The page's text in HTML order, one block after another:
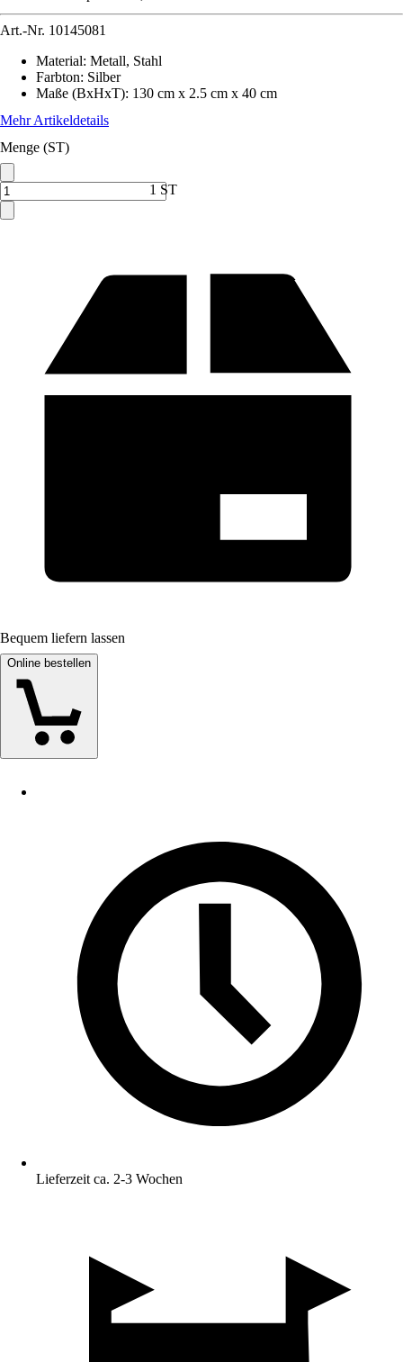
Art.-Nr. 10145081
Material: Metall, Stahl
Farbton: Silber
Maße (BxHxT): 130 cm x 2.5 cm x 40 cm
Mehr Artikeldetails
Menge (ST)
1 ST
Bequem liefern lassen
Online bestellen
Lieferzeit ca. 2-3 Wochen